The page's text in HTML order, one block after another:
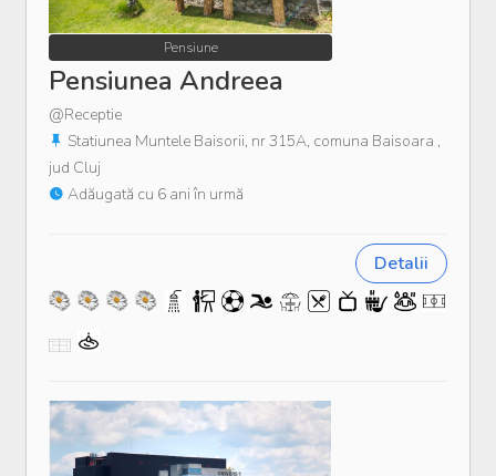
Pensiune
Pensiunea Andreea
@Receptie
Statiunea Muntele Baisorii, nr 315A, comuna Baisoara ,
jud Cluj
Adăugată cu 6 ani în urmă
Detalii